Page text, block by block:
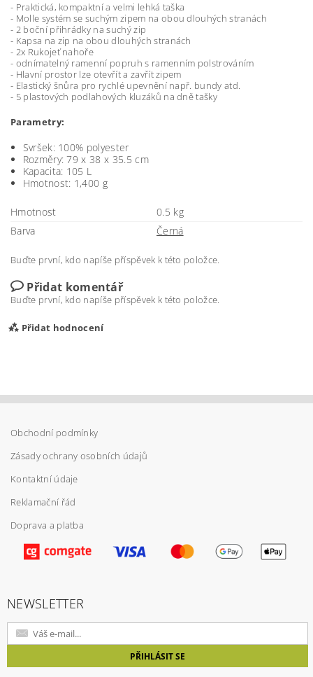
- Praktická, kompaktní a velmi lehká taška
- Molle systém se suchým zipem na obou dlouhých stranách
- 2 boční přihrádky na suchý zip
- Kapsa na zip na obou dlouhých stranách
- 2x Rukojeť nahoře
- odnímatelný ramenní popruh s ramenním polstrováním
- Hlavní prostor lze otevřít a zavřít zipem
- Elastický šnůra pro rychlé upevnění např. bundy atd.
- 5 plastových podlahových kluzáků na dně tašky
Parametry:
Svršek:100% polyester
Rozměry: 79 x 38 x 35.5 cm
Kapacita: 105 L
Hmotnost: 1,400 g
Hmotnost
0.5 kg
Barva
Černá
Buďte první, kdo napíše příspěvek k této položce.
Přidat komentář
Buďte první, kdo napíše příspěvek k této položce.
Přidat hodnocení
Vložením hodnocení souhlasíte spodmínkami
ochrany osobních údajů
Obchodní podmínky
Zásady ochrany osobních údajů
Kontaktní údaje
Reklamační řád
Doprava a platba
NEWSLETTER